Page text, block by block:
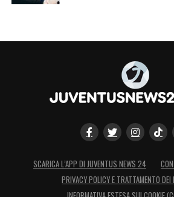
SCARICA L’APP DI JUVENTUS NEWS 24
PRIVACY POLICY E TRATTAMENTO DEI